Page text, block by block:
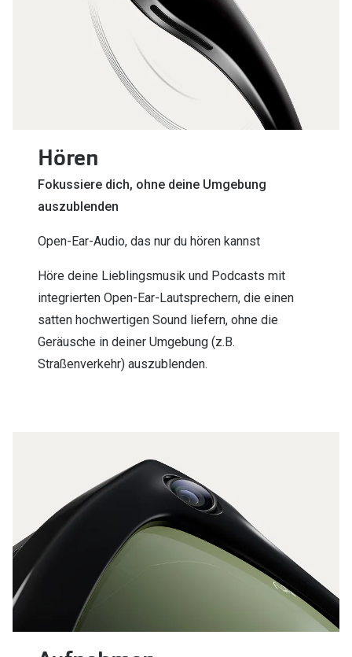
Hören
Fokussiere dich, ohne deine Umgebung
auszublenden
Open-Ear-Audio, das nur du hören kannst
Höre deine Lieblingsmusik und Podcasts mit
integrierten Open-Ear-Lautsprechern, die einen
satten hochwertigen Sound liefern, ohne die
Geräusche in deiner Umgebung (z.B.
Straßenverkehr) auszublenden.